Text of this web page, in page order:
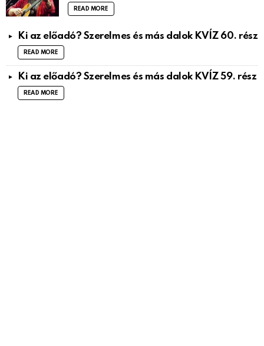
READ MORE
Ki az előadó? Szerelmes és más dalok KVÍZ 60. rész
READ MORE
Ki az előadó? Szerelmes és más dalok KVÍZ 59. rész
READ MORE